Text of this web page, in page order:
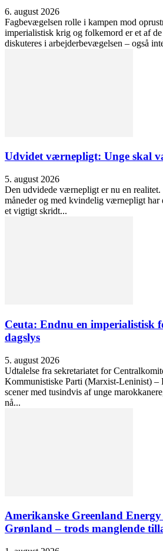
6. august 2026
Fagbevægelsen rolle i kampen mod
imperialistisk krig og folkemord er et af
diskuteres i arbejderbevægelsen – også
Udvidet værnepligt: Unge skal
5. august 2026
Den udvidede værnepligt er nu en
måneder og med kvindelig værnepligt har
et vigtigt skridt...
Ceuta: Endnu en imperialistisk
dagslys
5. august 2026
Udtalelse fra sekretariatet for
Kommunistiske Parti (Marxist-Leninist) –
scener med tusindvis af unge
nå...
Amerikanske Greenland
Grønland – trods manglende